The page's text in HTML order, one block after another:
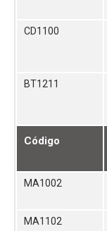
CD1100
BT1211
Código
MA1002
MA1102